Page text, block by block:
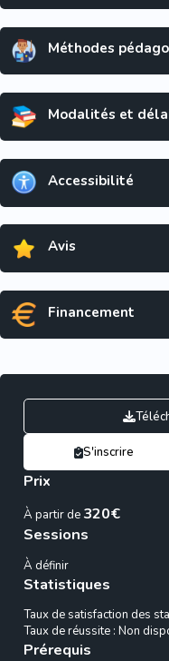
Méthodes
Modalités et
Accessibilité
Avis
Financement
S'inscrire
Prix
À partir de 320€
Sessions
À définir
Statistiques
Taux de satisfaction des
Taux de réussite : Non
Prérequis